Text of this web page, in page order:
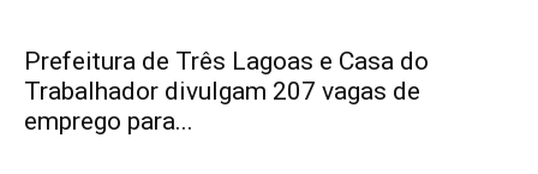
Prefeitura de Três Lagoas e Casa do
Trabalhador divulgam 207 vagas de
emprego para...